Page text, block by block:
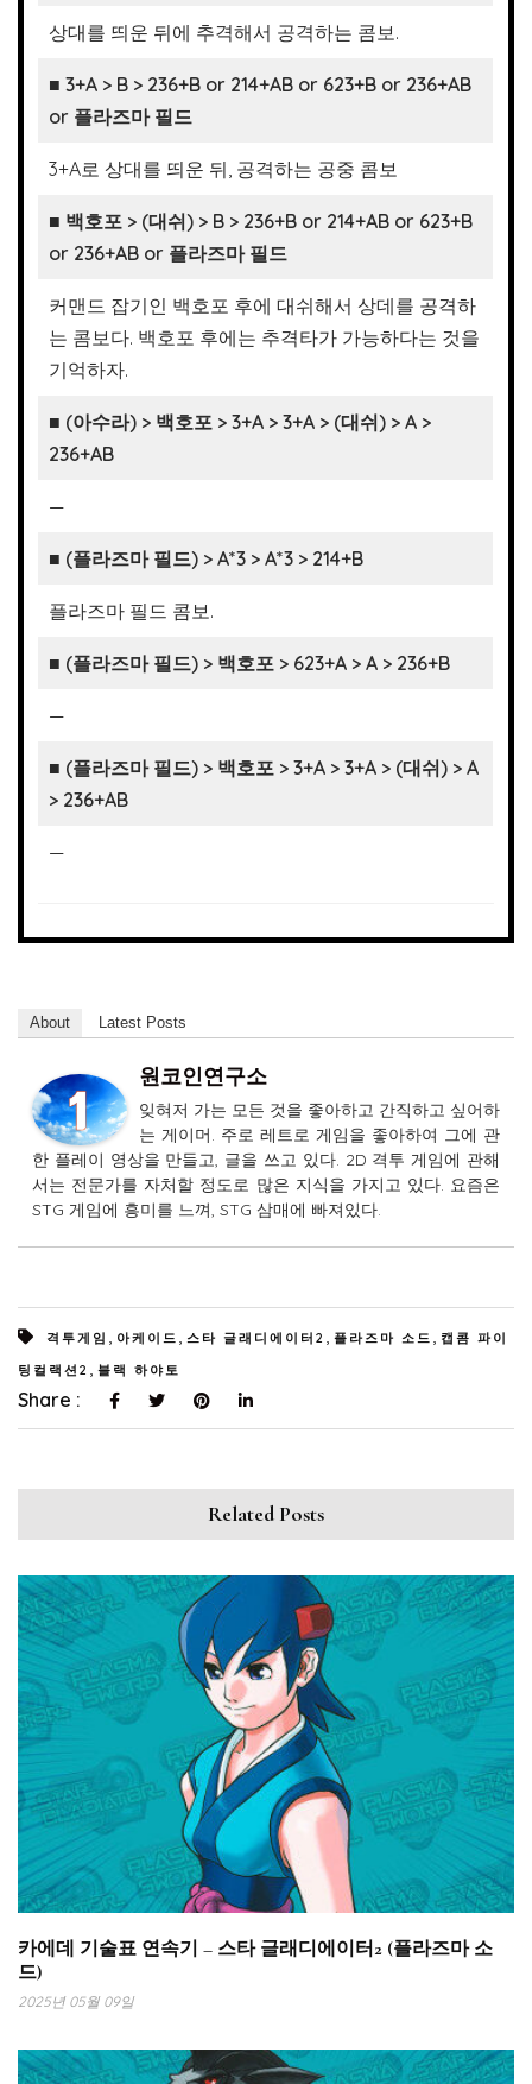
상대를 띄운 뒤에 추격해서 공격하는 콤보.
■ 3+A > B > 236+B or 214+AB or 623+B or 236+AB
or 플라즈마 필드
3+A로 상대를 띄운 뒤, 공격하는 공중 콤보
■ 백호포 > (대쉬) > B > 236+B or 214+AB or 623+B
or 236+AB or 플라즈마 필드
커맨드 잡기인 백호포 후에 대쉬해서 상데를 공격하
는 콤보다. 백호포 후에는 추격타가 가능하다는 것을
기억하자.
■ (아수라) > 백호포 > 3+A > 3+A > (대쉬) > A >
236+AB
—
■ (플라즈마 필드) > A*3 > A*3 > 214+B
플라즈마 필드 콤보.
■ (플라즈마 필드) > 백호포 > 623+A > A > 236+B
—
■ (플라즈마 필드) > 백호포 > 3+A > 3+A > (대쉬) > A
> 236+AB
—
About Latest Posts
원코인연구소
잊혀저 가는 모든 것을 좋아하고 간직하고 싶어하
는 게이머. 주로 레트로 게임을 좋아하여 그에 관
한 플레이 영상을 만들고, 글을 쓰고 있다. 2D 격투 게임에 관해
서는 전문가를 자처할 정도로 많은 지식을 가지고 있다. 요즘은
STG 게임에 흥미를 느껴, STG 삼매에 빠져있다.
격투게임 아케이드 스타 글래디에이터2 플라즈마 소드
캡콤 파이
팅컬랙션2
블랙 하야토
Share :
Related Posts
카에데 기술표 연속기 – 스타 글래디에이터2 (플라즈마 소
드)
2025년 05월 09일